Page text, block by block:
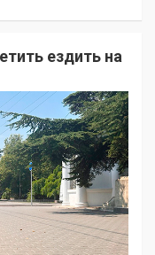
ездить на